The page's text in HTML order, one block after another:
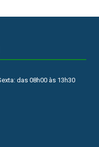
das 08h00 às 13h30